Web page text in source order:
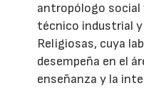
antropólogo social
técnico industrial
Religiosas, cuya
desempeña en el
enseñanza y la